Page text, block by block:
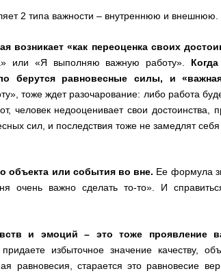
2 типа важности – внутреннюю и внешнюю.
возникает «как переоценка своих
или «Я выполняю важную работу».
берутся равновесные силы, и
тоже ждет разочарование: либо работа
человек недооценивает свои достоинства,
сил, и последствия тоже не замедлят себя
объекта или события во вне. Ее формула
очень важно сделать то-то». И
и эмоций – это тоже проявление
избыточное значение качеству,
старается это равновесие